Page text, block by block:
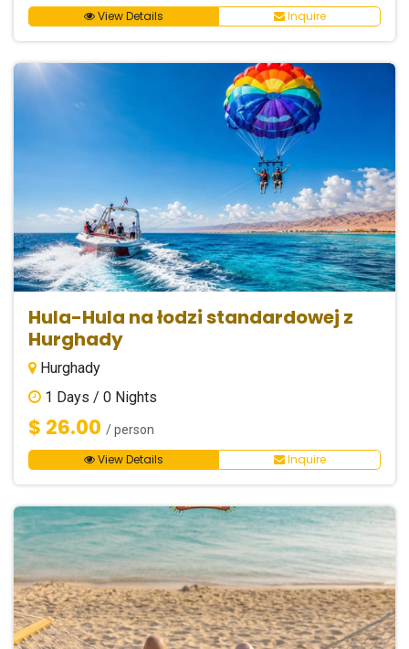
View Details Inquire
Hula-Hula na łodzi standardowej z
Hurghady
Hurghady
1 Days / 0 Nights
$ 26.00 / person
View Details Inquire